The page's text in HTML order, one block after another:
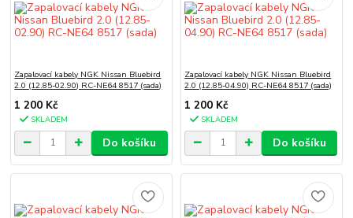
Zapalovací kabely NGK Nissan Bluebird
2.0 (12.85-02.90) RC-NE64 8517 (sada)
1 200 Kč
SKLADEM
Do košíku
Zapalovací kabely NGK Nissan Bluebird
2.0 (12.85-04.90) RC-NE64 8517 (sada)
1 200 Kč
SKLADEM
Do košíku